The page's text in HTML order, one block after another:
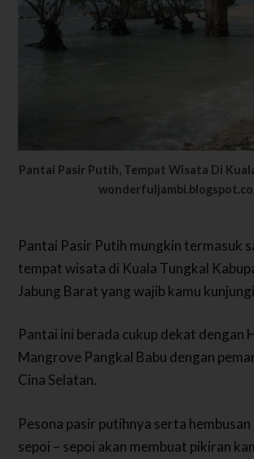
Pantai Pasir Putih, Tempat Wisata Di
Pantai Pasir Putih mungkin termasuk
tempat wisata di Kuala Tungkal
Jabung Barat yang wajib kamu
Pantai ini berada cukup dekat dengan
Mangrove Pangkal Babu dengan
Cina Selatan.
Pesona pasir putihnya serta
sepoi – sepoi akan membuat pikiran